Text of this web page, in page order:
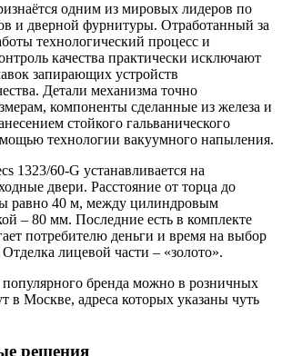
одним из мировых лидеров по
и дверной фурнитуры. Отработанный за
технологический процесс и
качества практически исключают
запирающих устройств
Детали механизма точно
компоненты сделанные из железа и
стойкого гальванического
технологии вакуумного напыления.
1323/60-G устанавливается на
двери. Расстояние от торца до
равно 40 м, между цилиндровым
– 80 мм. Последние есть в комплекте
потребителю деньги и время на выбор
лицевой части – «золото».
бренда можно в розничных
в Москве, адреса которых указаны чуть
решения